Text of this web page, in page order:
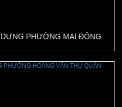
PHƯỜNG MAI ĐỘNG